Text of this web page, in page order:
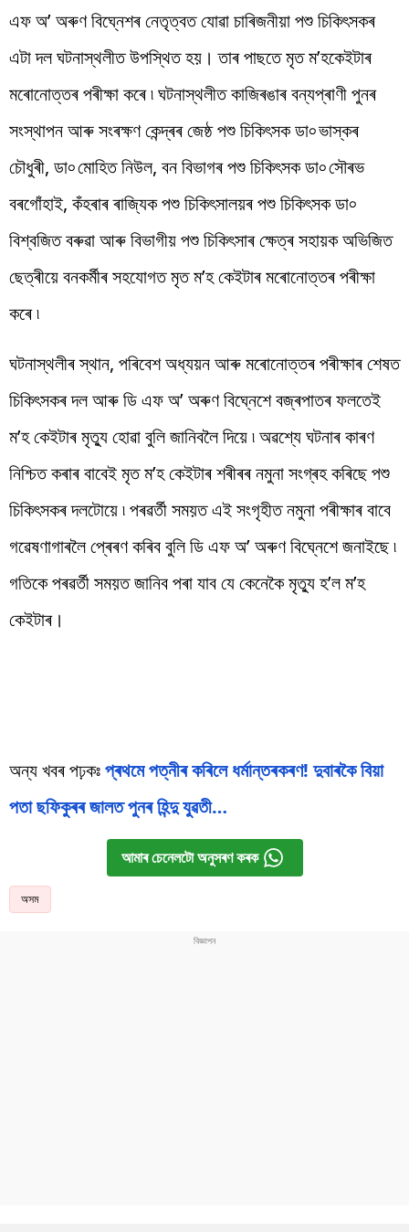
এফ অ’ অৰুণ বিঘ্নেশৰ নেতৃত্বত যোৱা চাৰিজনীয়া পশু চিকিৎসকৰ
এটা দল ঘটনাস্থলীত উপস্থিত হয়। তাৰ পাছতে মৃত ম’হকেইটাৰ
মৰোনোত্তৰ পৰীক্ষা কৰে ৷ ঘটনাস্থলীত কাজিৰঙাৰ বন্যপ্ৰাণী পুনৰ
সংস্থাপন আৰু সংৰক্ষণ কেন্দ্ৰৰ জেষ্ঠ পশু চিকিৎসক ডা৹ ভাস্কৰ
চৌধুৰী, ডা৹ মোহিত নিউল, বন বিভাগৰ পশু চিকিৎসক ডা৹ সৌৰভ
বৰগোঁহাই, কঁহৰাৰ ৰাজ্যিক পশু চিকিৎসালয়ৰ পশু চিকিৎসক ডা৹
বিশ্বজিত বৰুৱা আৰু বিভাগীয় পশু চিকিৎসাৰ ক্ষেত্ৰ সহায়ক অভিজিত
ছেত্ৰীয়ে বনকৰ্মীৰ সহযোগত মৃত ম’হ কেইটাৰ মৰোনোত্তৰ পৰীক্ষা
কৰে ৷
ঘটনাস্থলীৰ স্থান, পৰিবেশ অধ্যয়ন আৰু মৰোনোত্তৰ পৰীক্ষাৰ শেষত
চিকিৎসকৰ দল আৰু ডি এফ অ’ অৰুণ বিঘ্নেশে বজ্ৰপাতৰ ফলতেই
ম’হ কেইটাৰ মৃত্যু হোৱা বুলি জানিবলৈ দিয়ে ৷ অৱশ্যে ঘটনাৰ কাৰণ
নিশ্চিত কৰাৰ বাবেই মৃত ম’হ কেইটাৰ শৰীৰৰ নমুনা সংগ্ৰহ কৰিছে পশু
চিকিৎসকৰ দলটোয়ে ৷ পৰৱৰ্তী সময়ত এই সংগৃহীত নমুনা পৰীক্ষাৰ বাবে
গৱেষণাগাৰলৈ প্ৰেৰণ কৰিব বুলি ডি এফ অ’ অৰুণ বিঘ্নেশে জনাইছে ৷
গতিকে পৰৱৰ্তী সময়ত জানিব পৰা যাব যে কেনেকৈ মৃত্যু হ’ল ম’হ
কেইটাৰ।
অন্য খবৰ পঢ়কঃপ্ৰথমে পত্নীৰ কৰিলে ধৰ্মান্তৰকৰণ! দুবাৰকৈ বিয়া
পতা ছফিকুৰৰ জালত পুনৰ হিন্দু যুৱতী…
আমাৰ চেনেলটো অনুসৰণ কৰক
অসম